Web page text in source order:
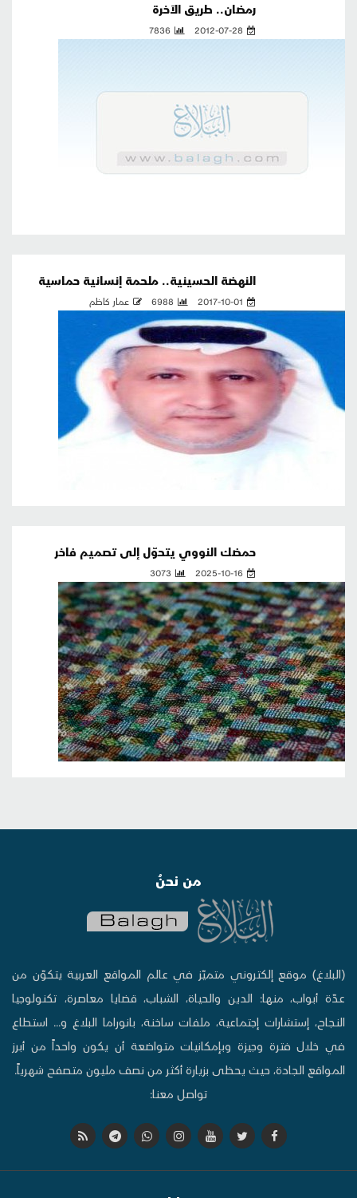
رمضان.. طريق الآخرة
2012-07-28
7836
النهضة الحسينية.. ملحمة إنسانية حماسية
2017-10-01
6988 عمار كاظم
حمضك النووي يتحوّل إلى تصميم فاخر
2025-10-16
3073
من نحنُ
(البلاغ) موقع إلكتروني متميّز في عالم المواقع العربية يتكوّن من
عدّة أبواب، منها: الدين والحياة، الشباب، قضايا معاصرة، تكنولوجيا
النجاح، إستشارات إجتماعية، ملفات ساخنة، بانوراما البلاغ و... استطاع
في خلال فترة وجيزة وبإمكانيات متواضعة أن يكون واحداً من أبرز
المواقع الجادة، حيث يحظى بزيارة أكثر من نصف مليون متصفح شهرياً.
تواصل معنا: